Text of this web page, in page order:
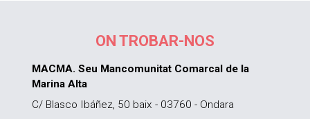
ON TROBAR-NOS
MACMA. Seu Mancomunitat Comarcal de la
Marina Alta
C/ Blasco Ibáñez, 50 baix - 03760 - Ondara